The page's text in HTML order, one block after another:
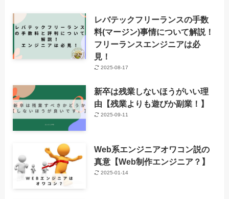
レバテックフリーランスの手数
料(マージン)事情について解説！
フリーランスエンジニアは必
見！
2025-08-17
新卒は残業しないほうがいい理
由【残業よりも遊びか副業！】
2025-09-11
Web系エンジニアオワコン説の
真意【Web制作エンジニア？】
2025-01-14